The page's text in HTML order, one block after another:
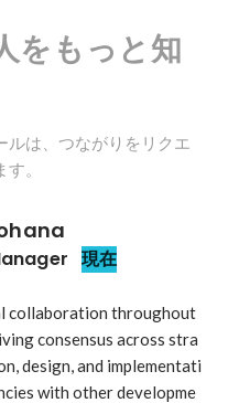
をもっと知
ルは、つながりをリクエ
。
現在
collaboration throughout
consensus across stra
design, and implementati
with other developme